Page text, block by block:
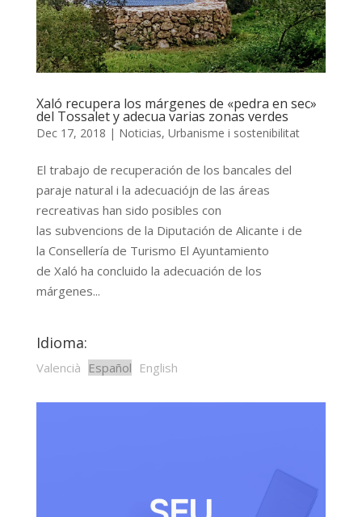
Xaló recupera los márgenes de «pedra en sec»
del Tossalet y adecua varias zonas verdes
Dec 17, 2018 | Noticias, Urbanisme i sostenibilitat
El trabajo de recuperación de los bancales del
paraje natural i la adecuaciójn de las áreas
recreativas han sido posibles con
las subvencions de la Diputación de Alicante i de
la Consellería de Turismo El Ayuntamiento
de Xaló ha concluido la adecuación de los
márgenes...
Idioma:
Valencià Español English